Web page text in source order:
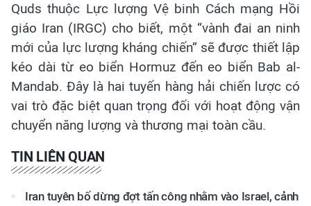
Quds thuộc Lực lượng Vệ binh Cách mạng Hồi
giáo Iran (IRGC) cho biết, một “vành đai an ninh
mới của lực lượng kháng chiến” sẽ được thiết lập
kéo dài từ eo biển Hormuz đến eo biển Bab al-
Mandab. Đây là hai tuyến hàng hải chiến lược có
vai trò đặc biệt quan trọng đối với hoạt động vận
chuyển năng lượng và thương mại toàn cầu.
TIN LIÊN QUAN
Iran tuyên bố dừng đợt tấn công nhằm vào Israel, cảnh